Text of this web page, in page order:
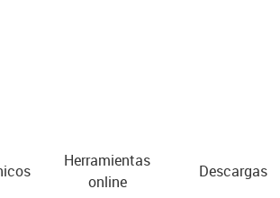
Herramientas
online
Descargas